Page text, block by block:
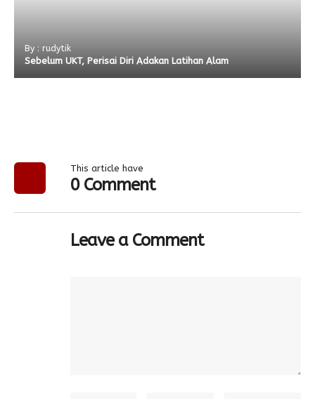
By : rudytik
Sebelum UKT, Perisai Diri Adakan Latihan Alam
This article have
0 Comment
Leave a Comment